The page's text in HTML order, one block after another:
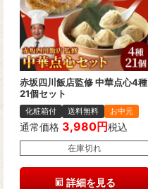
赤坂四川飯店監修 中華点心4種
21個セット
化粧箱付 送料無料 お中元
通常価格 3,980 税込
在庫切れ
詳細を見る